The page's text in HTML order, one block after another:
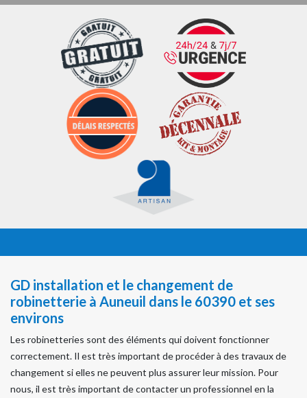
GD installation et le changement de
robinetterie à Auneuil dans le 60390 et ses
environs
Les robinetteries sont des éléments qui doivent fonctionner
correctement. Il est très important de procéder à des travaux de
changement si elles ne peuvent plus assurer leur mission. Pour
nous, il est très important de contacter un professionnel en la